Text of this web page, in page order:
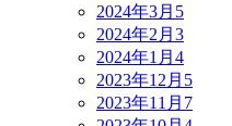
2024年3月 5
2024年2月 3
2024年1月 4
2023年12月 5
2023年11月 7